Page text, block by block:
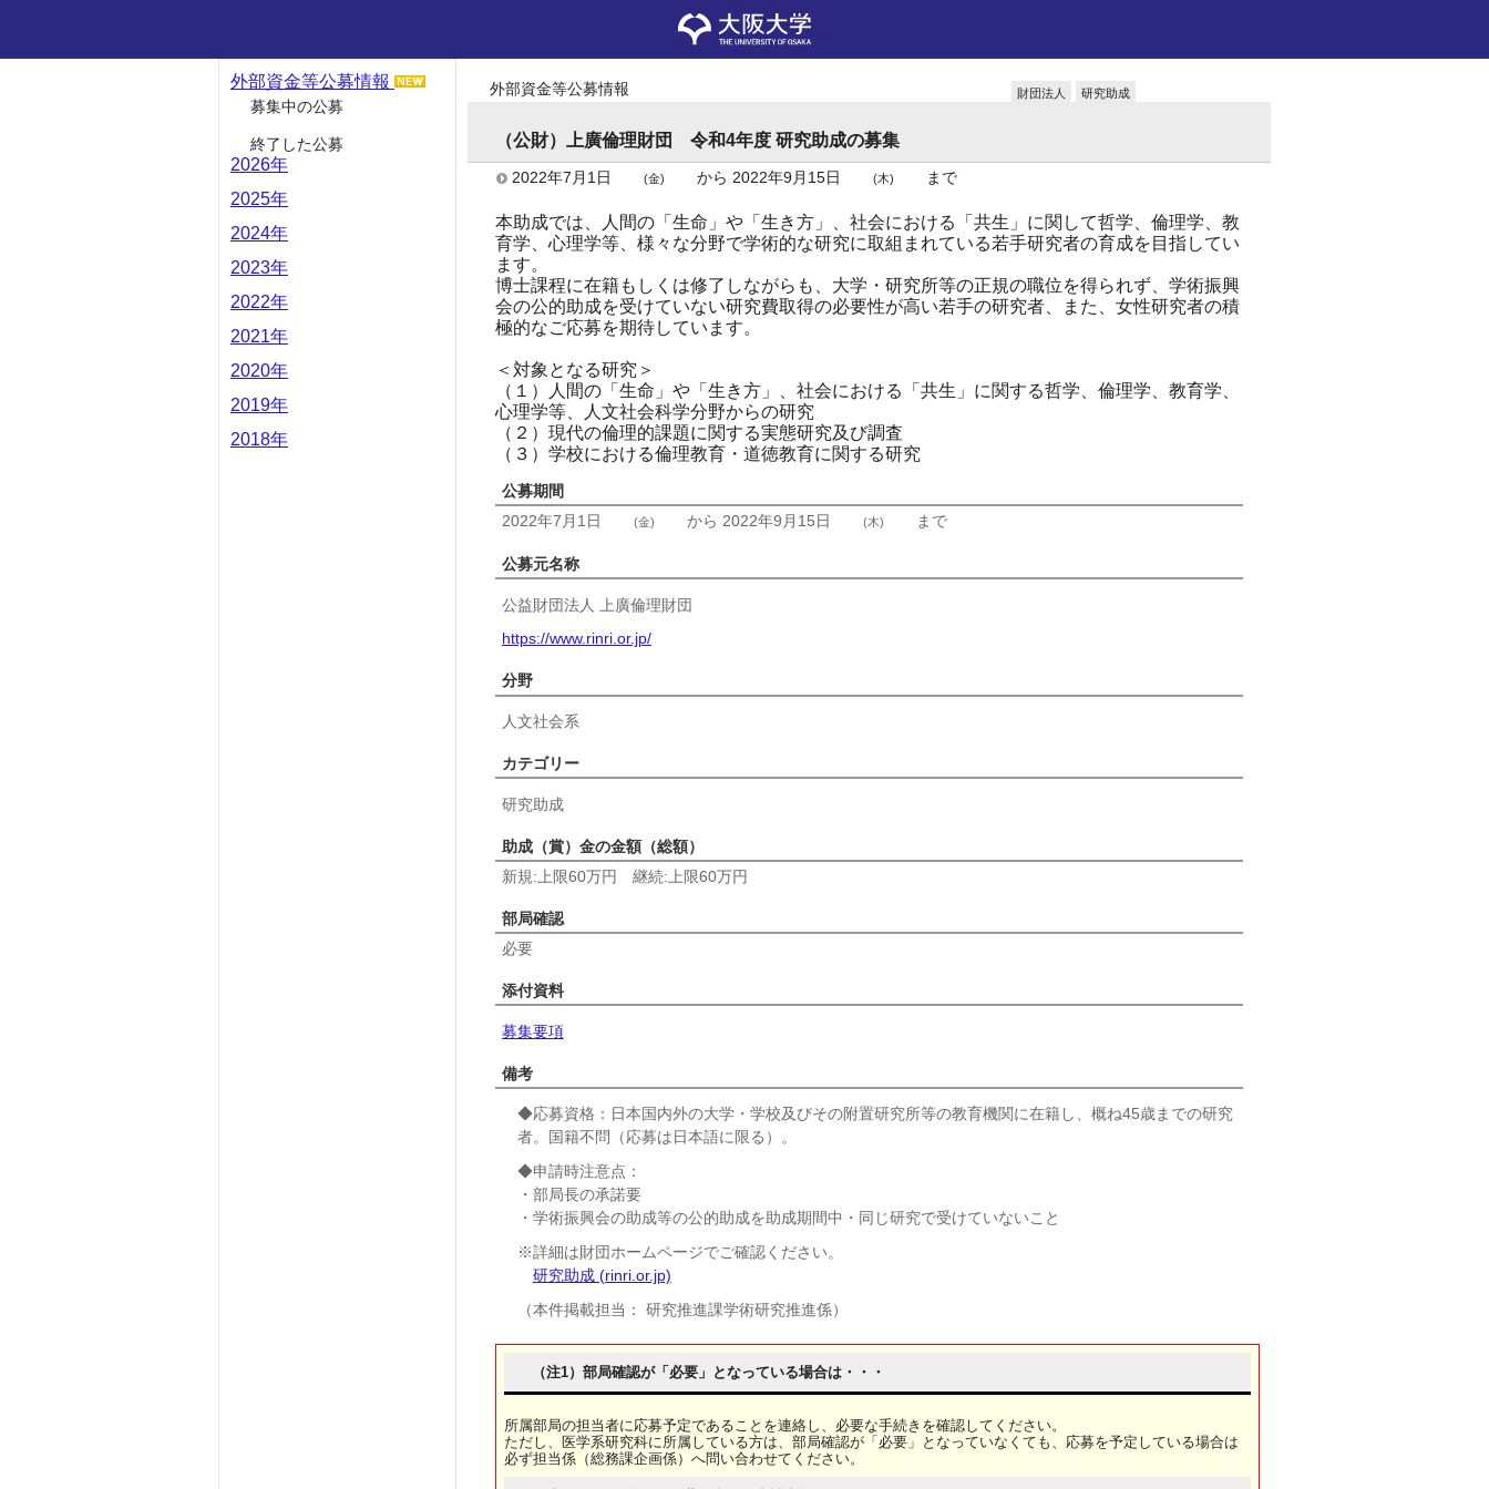
外部資金等公募情報
募集中の公募
終了した公募
2026年
2025年
2024年
2023年
2022年
2021年
2020年
2019年
2018年
外部資金等公募情報 財団法人 研究助成
（公財）上廣倫理財団 令和4年度 研究助成の募集
2022年7月1日 (金) から 2022年9月15日 (木) まで
本助成では、人間の「生命」や「生き方」、社会における「共生」に関して哲学、倫理学、教
育学、心理学等、様々な分野で学術的な研究に取組まれている若手研究者の育成を目指してい
ます。
博士課程に在籍もしくは修了しながらも、大学・研究所等の正規の職位を得られず、学術振興
会の公的助成を受けていない研究費取得の必要性が高い若手の研究者、また、女性研究者の積
極的なご応募を期待しています。
＜対象となる研究＞
（１）人間の「生命」や「生き方」、社会における「共生」に関する哲学、倫理学、教育学、
心理学等、人文社会科学分野からの研究
（２）現代の倫理的課題に関する実態研究及び調査
（３）学校における倫理教育・道徳教育に関する研究
公募期間
2022年7月1日
(金) から 2022年9月15日 (木) まで
公募元名称
公益財団法人 上廣倫理財団
https://www.rinri.or.jp/
分野
人文社会系
カテゴリー
研究助成
助成（賞）金の金額（総額）
新規:上限60万円 継続:上限60万円
部局確認
必要
添付資料
募集要項
備考
◆応募資格： 日本国内外の大学・学校及びその附置研究所等の教育機関に在籍し、概ね45歳までの研究
者。国籍不問（応募は日本語に限る）。
◆申請時注意点：
・部局長の承諾要
・ 学術振興会の助成等の公的助成を助成期間中・同じ研究で受けていないこと
※詳細は財団ホームページでご確認ください。
研究助成 (rinri.or.jp)
（本件掲載担当： 研究推進課学術研究推進係）
（注1）部局確認が「必要」となっている場合は・・・
所属部局の担当者に応募予定であることを連絡し、必要な手続きを確認してください。
ただし、医学系研究科に所属している方は、部局確認が「必要」となっていなくても、応募を予定している場合は
必ず担当係（総務課企画係）へ問い合わせてください。